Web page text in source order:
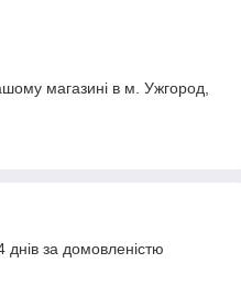
магазині в м. Ужгород,
за домовленістю